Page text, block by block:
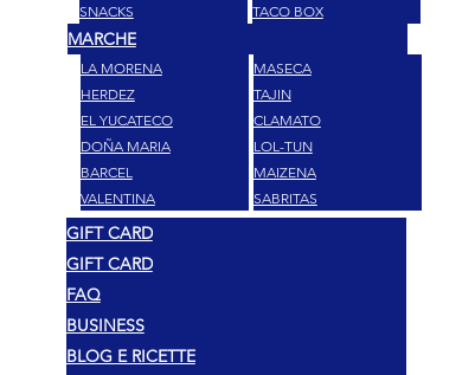
SNACKS
TACO BOX
MARCHE
LA MORENA
HERDEZ
EL YUCATECO
DOÑA MARIA
BARCEL
VALENTINA
MASECA
TAJIN
CLAMATO
LOL-TUN
MAIZENA
SABRITAS
GIFT CARD
GIFT CARD
FAQ
BUSINESS
BLOG E RICETTE